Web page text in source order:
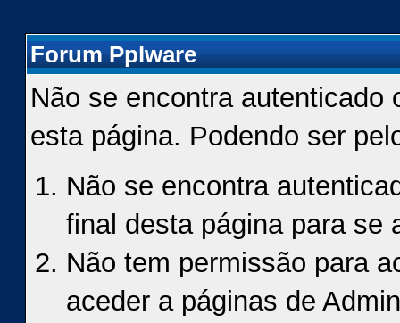
Forum Pplware
Não se encontra autenticado
esta página. Podendo ser
Não se encontra
final desta página para se
Não tem permissão para
aceder a páginas de